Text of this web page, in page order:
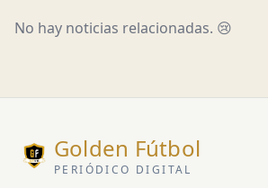
No hay noticias relacionadas. 😢
Golden Fútbol
PERIÓDICO DIGITAL